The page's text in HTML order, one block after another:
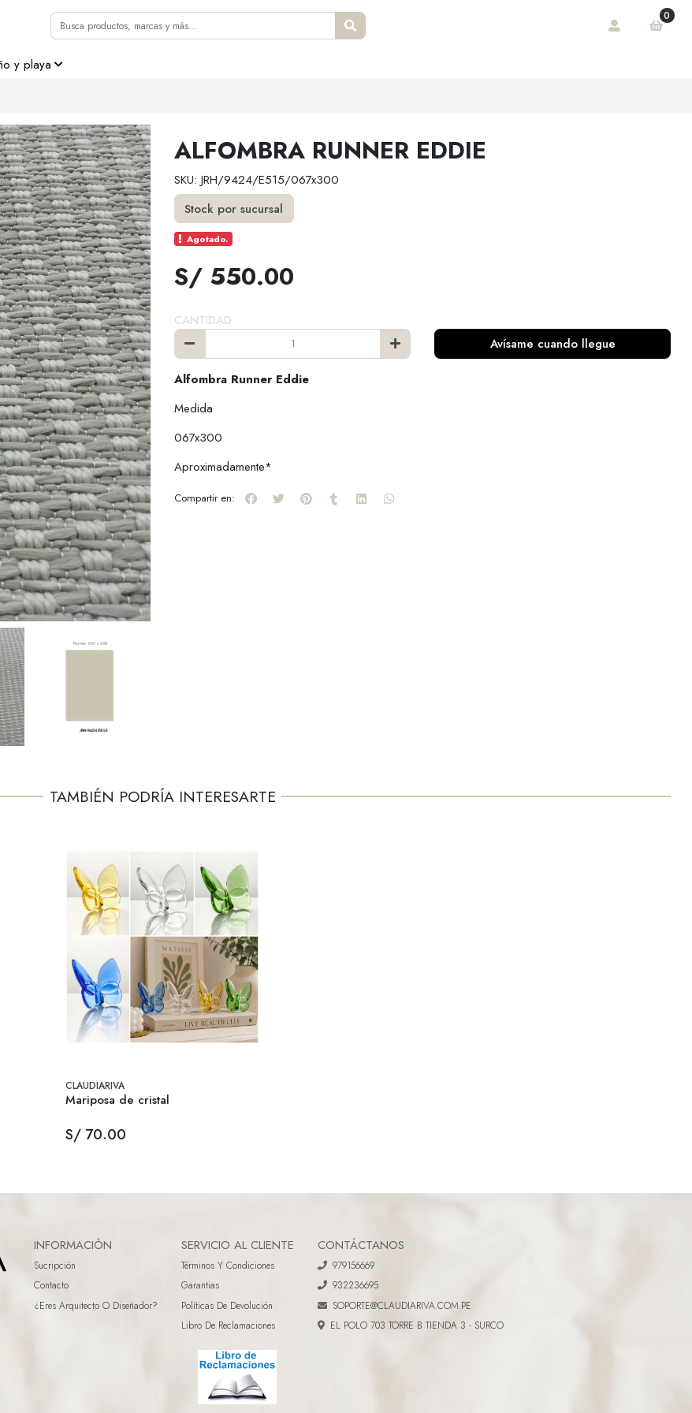
0
y playa
ALFOMBRA RUNNER EDDIE
SKU: JRH/9424/E515/067x300
Stock por sucursal
Agotado.
S/ 550.00
CANTIDAD
Avísame cuando llegue
Alfombra Runner Eddie
Medida
067x300
Aproximadamente*
Compartir en:
TAMBIÉN PODRÍA INTERESARTE
CLAUDIARIVA
Mariposa de cristal
S/ 70.00
INFORMACIÓN
Sucripción
Contacto
¿eres Arquitecto O Diseñador?
SERVICIO AL CLIENTE
Términos Y Condiciones
Garantias
Políticas De Devolución
Libro De Reclamaciones
CONTÁCTANOS
979156669
932236695
SOPORTE@CLAUDIARIVA.COM.PE
EL POLO 703 TORRE B TIENDA 3 - SURCO